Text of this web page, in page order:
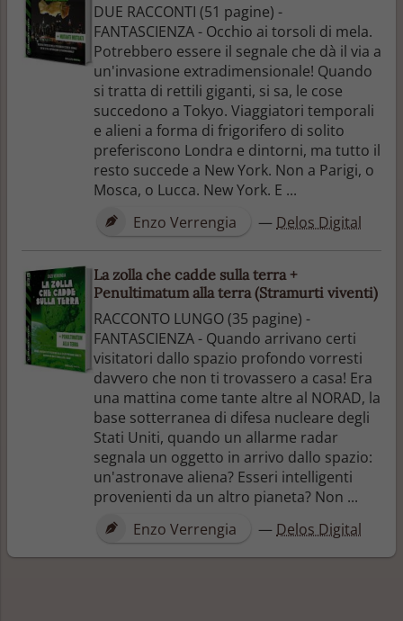
DUE RACCONTI (51 pagine) -
FANTASCIENZA - Occhio ai torsoli di mela.
Potrebbero essere il segnale che dà il via a
un'invasione extradimensionale! Quando
si tratta di rettili giganti, si sa, le cose
succedono a Tokyo. Viaggiatori temporali
e alieni a forma di frigorifero di solito
preferiscono Londra e dintorni, ma tutto il
resto succede a New York. Non a Parigi, o
Mosca, o Lucca. New York. E ...
Enzo Verrengia
— Delos Digital
La zolla che cadde sulla terra +
Penultimatum alla terra (Stramurti viventi)
RACCONTO LUNGO (35 pagine) -
FANTASCIENZA - Quando arrivano certi
visitatori dallo spazio profondo vorresti
davvero che non ti trovassero a casa! Era
una mattina come tante altre al NORAD, la
base sotterranea di difesa nucleare degli
Stati Uniti, quando un allarme radar
segnala un oggetto in arrivo dallo spazio:
un'astronave aliena? Esseri intelligenti
provenienti da un altro pianeta? Non ...
Enzo Verrengia
— Delos Digital